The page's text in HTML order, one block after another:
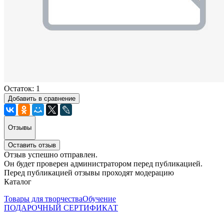
Остаток: 1
Добавить в сравнение
Отзывы
Оставить отзыв
Отзыв успешно отправлен.
Он будет проверен администратором перед публикацией.
Перед публикацией отзывы проходят модерацию
Каталог
Товары для творчестваОбучение
ПОДАРОЧНЫЙ СЕРТИФИКАТ